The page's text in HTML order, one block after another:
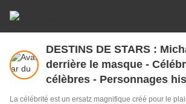
DESTINS DE STARS : Michael Jackson
derrière le masque -
célèbres - Personnages historiques.
Actualité.
La célébrité est un ersatz magnifique créé pour le